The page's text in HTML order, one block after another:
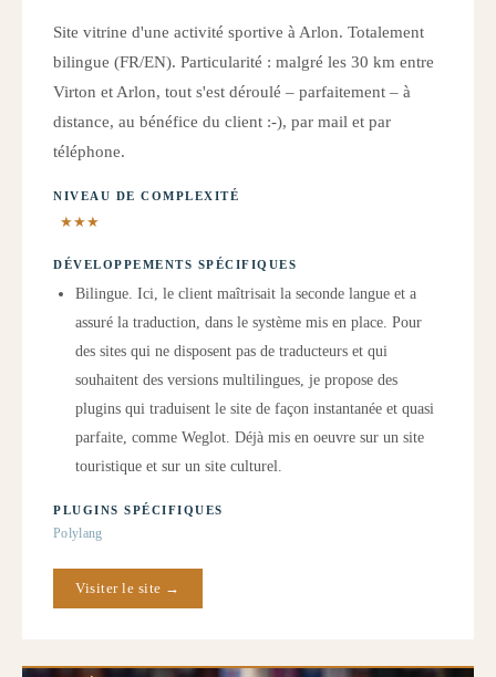
Site vitrine d'une activité sportive à Arlon. Totalement
bilingue (FR/EN). Particularité : malgré les 30 km entre
Virton et Arlon, tout s'est déroulé – parfaitement – à
distance, au bénéfice du client :-), par mail et par
téléphone.
NIVEAU DE COMPLEXITÉ
★★★
DÉVELOPPEMENTS SPÉCIFIQUES
Bilingue. Ici, le client maîtrisait la seconde langue et a
assuré la traduction, dans le système mis en place. Pour
des sites qui ne disposent pas de traducteurs et qui
souhaitent des versions multilingues, je propose des
plugins qui traduisent le site de façon instantanée et quasi
parfaite, comme Weglot. Déjà mis en oeuvre sur un site
touristique et sur un site culturel.
PLUGINS SPÉCIFIQUES
Polylang
Visiter le site →